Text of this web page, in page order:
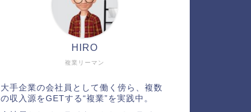
複業リーマン
HIRO
大手企業の会社員として働く傍ら、複数
の収入源をGETする“複業”を実践中。